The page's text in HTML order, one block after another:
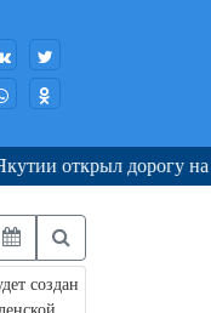
открыл дорогу на